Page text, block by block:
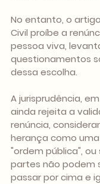
No entanto, o
Civil proíbe a
pessoa viva,
questionamentos
dessa escolha.
A jurisprudência,
ainda rejeita a
renúncia,
herança como
"ordem pública", ou
partes não podem
passar por cima e